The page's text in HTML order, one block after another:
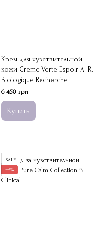
Крем для чувствительной
кожи Creme Verte Espoir A. R.
Biologique Recherche
6 450 грн
Купить
SALE
−5%